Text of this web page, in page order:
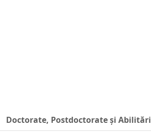
Doctorate, Postdoctorate și Abilitări